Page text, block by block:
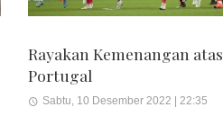
Rayakan Kemenangan atas
Portugal
Sabtu, 10 Desember 2022 | 22:35